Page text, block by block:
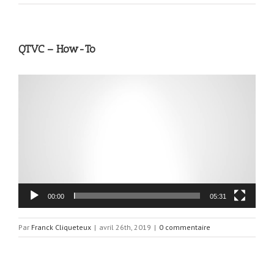
QTVC – How-To
00:00 05:31
Par Franck Cliqueteux | avril 26th, 2019 | 0 commentaire